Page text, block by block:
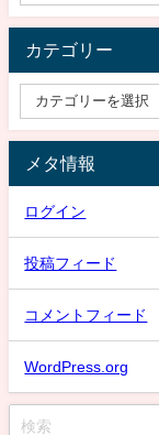
カテゴリー
メタ情報
ログイン
投稿フィード
コメントフィード
WordPress.org